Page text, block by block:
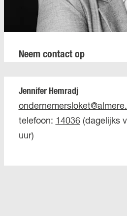
Neem contact op
Jennifer Hemradj
telefoon: 14036(dagelijks
uur)